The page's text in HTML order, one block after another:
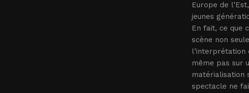
Europe de
jeunes
En fait, ce que
scène non
l’interprétation
même pas sur
matérialisation
spectacle ne